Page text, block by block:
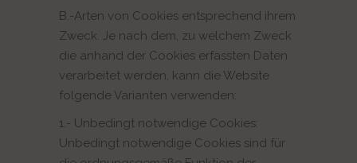
B.-Arten von Cookies entsprechend ihrem
Zweck. Je nach dem, zu welchem Zweck
die anhand der Cookies erfassten Daten
verarbeitet werden, kann die Website
folgende Varianten verwenden:
1.- Unbedingt notwendige Cookies:
Unbedingt notwendige Cookies sind für